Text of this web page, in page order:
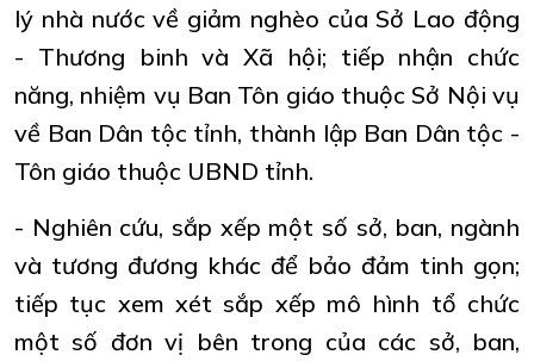
lý nhà nước về giảm nghèo của Sở Lao động
- Thương binh và Xã hội; tiếp nhận chức
năng, nhiệm vụ Ban Tôn giáo thuộc Sở Nội vụ
về Ban Dân tộc tỉnh, thành lập Ban Dân tộc -
Tôn giáo thuộc UBND tỉnh.
- Nghiên cứu, sắp xếp một số sở, ban, ngành
và tương đương khác để bảo đảm tinh gọn;
tiếp tục xem xét sắp xếp mô hình tổ chức
một số đơn vị bên trong của các sở, ban,